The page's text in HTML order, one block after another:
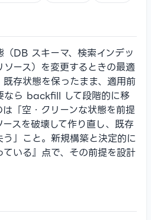
DB スキーマ、検索インデッ
ース）を変更するときの最適
存状態を保ったまま、適用前
なら backfill して段階的に移
「空・クリーンな状態を前提
スを破壊して作り直し、既存
」こと。新規構築と決定的に
いる』点で、その前提を設計